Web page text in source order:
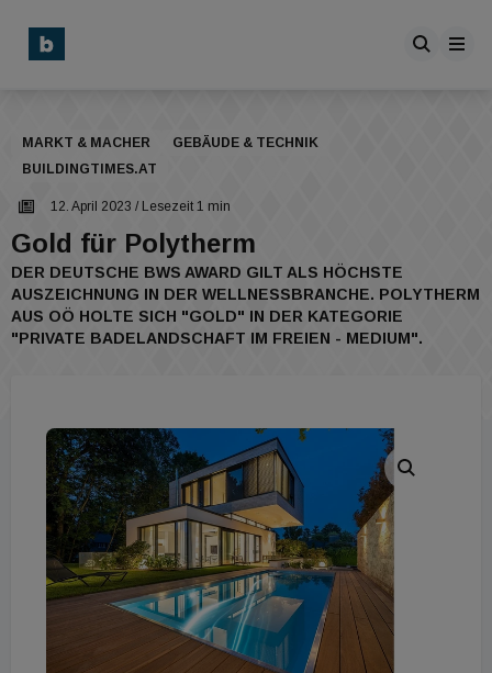
MARKT & MACHER
GEBÄUDE & TECHNIK
BUILDINGTIMES.AT
12. April 2023 / Lesezeit 1 min
Gold für Polytherm
DER DEUTSCHE BWS AWARD GILT ALS HÖCHSTE
AUSZEICHNUNG IN DER WELLNESSBRANCHE. POLYTHERM
AUS OÖ HOLTE SICH "GOLD" IN DER KATEGORIE
"PRIVATE BADELANDSCHAFT IM FREIEN - MEDIUM".